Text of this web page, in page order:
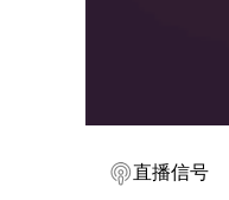
直播信号